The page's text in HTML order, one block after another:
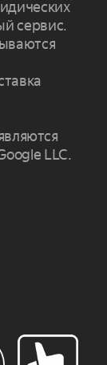
сервис.
LLC.